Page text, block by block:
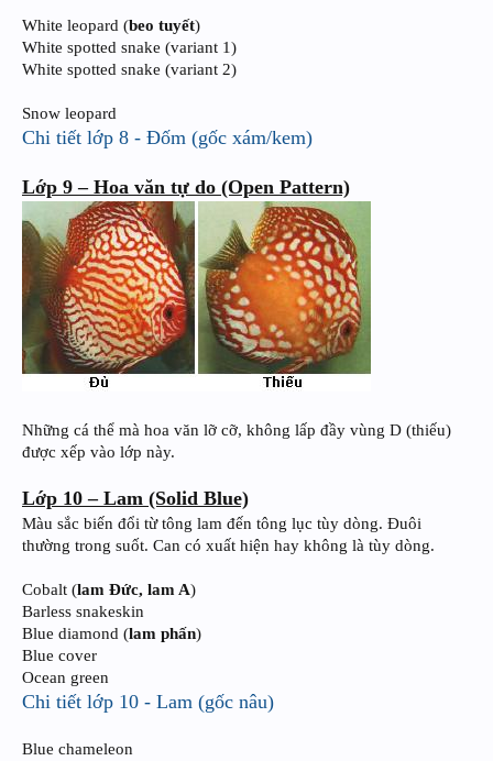
White leopard (beo tuyết)
White spotted snake (variant 1)
White spotted snake (variant 2)
Snow leopard
Chi tiết lớp 8 - Đốm (gốc xám/kem)
Lớp 9 – Hoa văn tự do (Open Pattern)
Những cá thể mà hoa văn lỡ cỡ, không lấp đầy vùng D (thiếu)
được xếp vào lớp này.
Lớp 10 – Lam (Solid Blue)
Màu sắc biến đổi từ tông lam đến tông lục tùy dòng. Đuôi
thường trong suốt. Can có xuất hiện hay không là tùy dòng.
Cobalt (lam Đức, lam A)
Barless snakeskin
Blue diamond (lam phấn)
Blue cover
Ocean green
Chi tiết lớp 10 - Lam (gốc nâu)
Blue chameleon